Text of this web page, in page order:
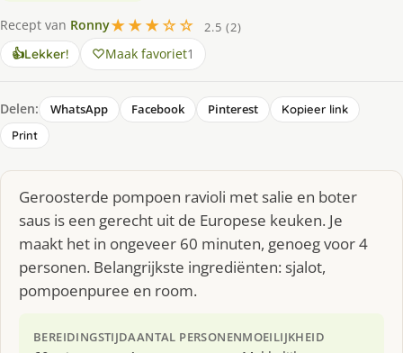
Recept van Ronny★★★☆☆
2.5 (2)
👍Lekker! Maak favoriet1
Delen: WhatsApp Facebook Pinterest
Kopieer link
Print
Geroosterde pompoen ravioli met salie en boter
saus is een gerecht uit de Europese keuken. Je
maakt het in ongeveer 60 minuten, genoeg voor 4
personen. Belangrijkste ingrediënten: sjalot,
pompoenpuree en room.
BEREIDINGSTIJDAANTAL PERSONENMOEILIJKHEID